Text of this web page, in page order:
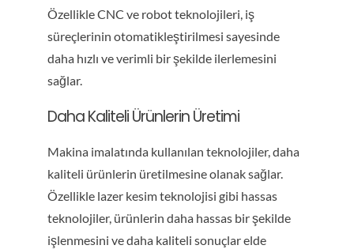
Özellikle CNC ve robot teknolojileri, iş
süreçlerinin otomatikleştirilmesi sayesinde
daha hızlı ve verimli bir şekilde ilerlemesini
sağlar.
Daha Kaliteli Ürünlerin Üretimi
Makina imalatında kullanılan teknolojiler, daha
kaliteli ürünlerin üretilmesine olanak sağlar.
Özellikle lazer kesim teknolojisi gibi hassas
teknolojiler, ürünlerin daha hassas bir şekilde
işlenmesini ve daha kaliteli sonuçlar elde